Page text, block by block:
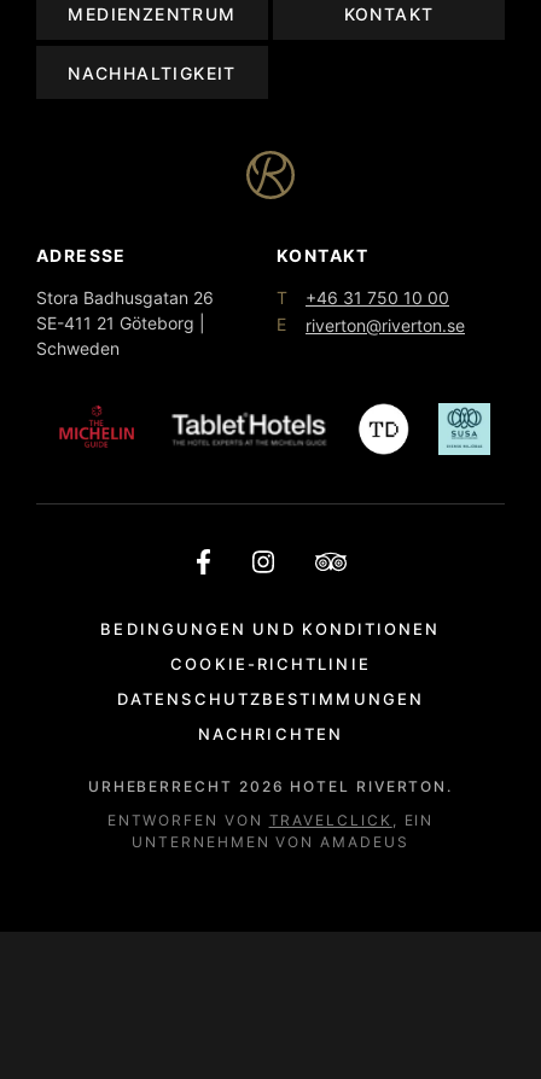
MEDIENZENTRUM KONTAKT
NACHHALTIGKEIT
ADRESSE
Stora Badhusgatan 26
SE-411 21 Göteborg |
Schweden
KONTAKT
T
+46 31 750 10 00
E
riverton@riverton.se
BEDINGUNGEN UND KONDITIONEN
COOKIE-RICHTLINIE
DATENSCHUTZBESTIMMUNGEN
NACHRICHTEN
URHEBERRECHT 2026 HOTEL RIVERTON.
ENTWORFEN VON TRAVELCLICK , EIN
UNTERNEHMEN VON AMADEUS